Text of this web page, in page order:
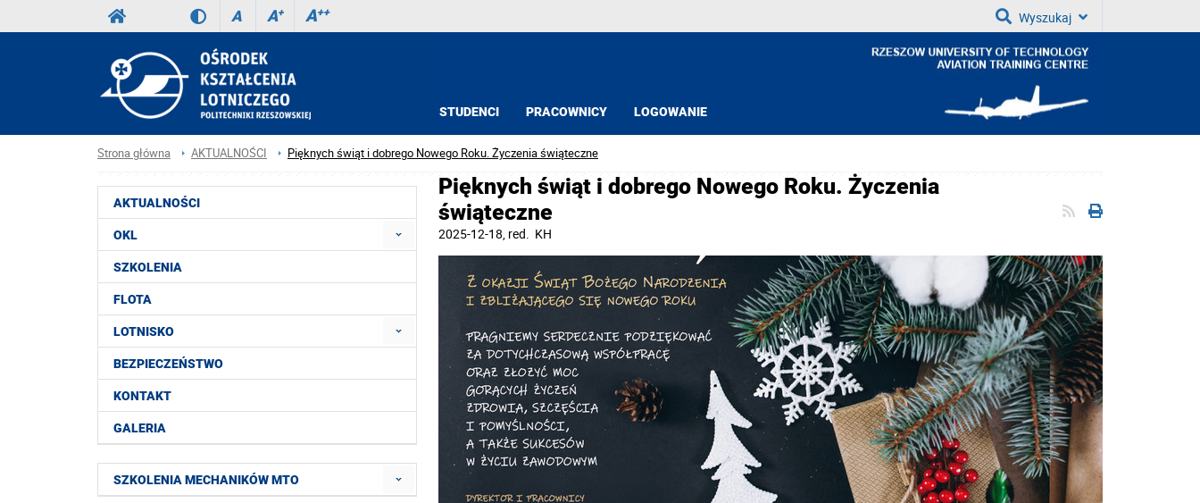
A A+ A++ Wyszukaj
STUDENCI PRACOWNICY LOGOWANIE
Strona główna AKTUALNOŚCI Pięknych świąt i dobrego Nowego Roku. Życzenia świąteczne
AKTUALNOŚCI
OKL
SZKOLENIA
FLOTA
LOTNISKO
BEZPIECZEŃSTWO
KONTAKT
GALERIA
SZKOLENIA MECHANIKÓW MTO
Pięknych świąt i dobrego Nowego Roku. Życzenia
świąteczne
2025-12-18, red. KH